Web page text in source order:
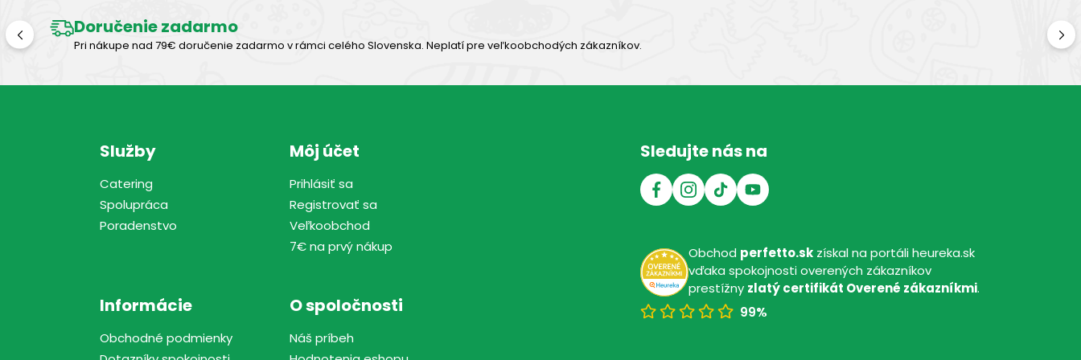
Doručenie zadarmo
Pri nákupe nad 79€ doručenie zadarmo v rámci celého Slovenska. Neplatí pre veľkoobchodých zákazníkov.
Služby
Catering
Spolupráca
Poradenstvo
Môj účet
Prihlásiť sa
Registrovať sa
Veľkoobchod
7€ na prvý nákup
Informácie
Obchodné podmienky
O spoločnosti
Náš príbeh
Sledujte nás na
Obchod perfetto.skzískal na portáli heureka.sk
vďaka spokojnosti overených zákazníkov
prestížny zlatý certifikát Overené zákazníkmi.
99%